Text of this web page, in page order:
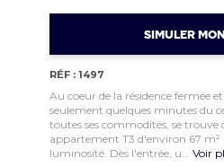
SIMULER
RÉF : 1497
Au coeur de la résidence fermée
seulement quelques minutes du
toutes ses commodités, se trouve
appartement T3 d'environ 67
luminosité. Dès l'entrée, u...Voir